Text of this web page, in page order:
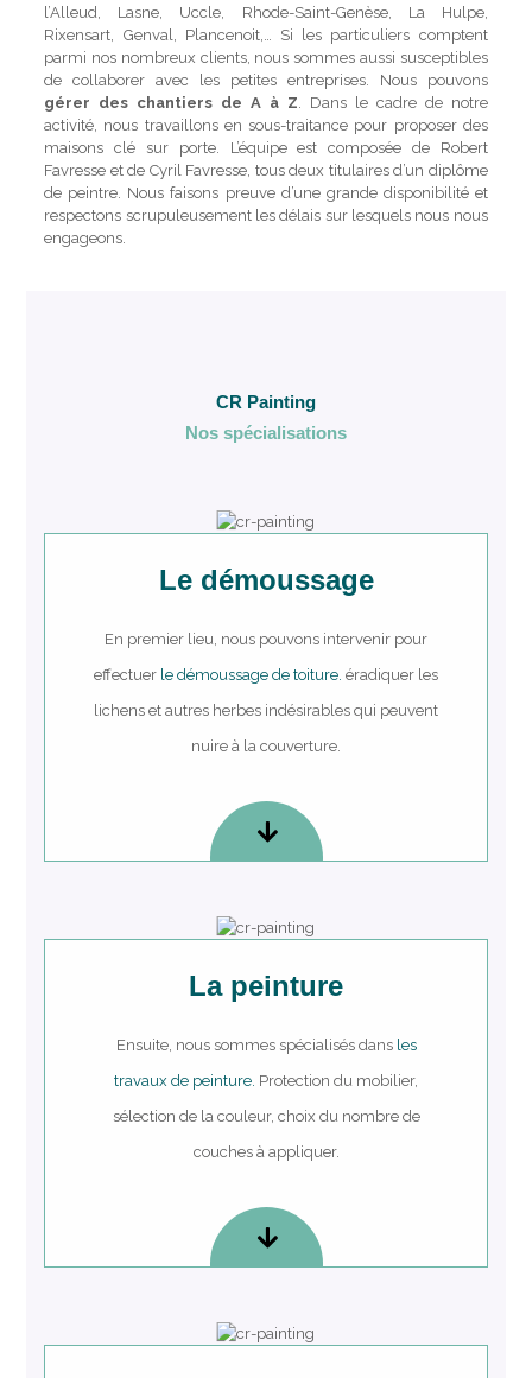
l’Alleud, Lasne, Uccle, Rhode-Saint-Genèse, La Hulpe,
Rixensart, Genval, Plancenoit,… Si les particuliers comptent
parmi nos nombreux clients, nous sommes aussi susceptibles
de collaborer avec les petites entreprises. Nous pouvons
gérer des chantiers de A à Z. Dans le cadre de notre
activité, nous travaillons en sous-traitance pour proposer des
maisons clé sur porte. L’équipe est composée de Robert
Favresse et de Cyril Favresse, tous deux titulaires d’un diplôme
de peintre. Nous faisons preuve d’une grande disponibilité et
respectons scrupuleusement les délais sur lesquels nous nous
engageons.
CR Painting
Nos spécialisations
Le démoussage
En premier lieu, nous pouvons intervenir pour
effectuer le démoussage de toiture. éradiquer les
lichens et autres herbes indésirables qui peuvent
nuire à la couverture.
La peinture
Ensuite, nous sommes spécialisés dans les
travaux de peinture. Protection du mobilier,
sélection de la couleur, choix du nombre de
couches à appliquer.